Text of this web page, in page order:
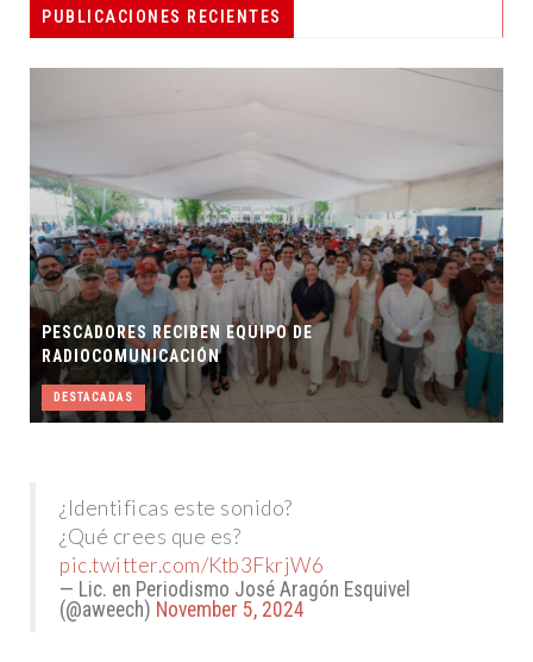
PUBLICACIONES RECIENTES
PESCADORES RECIBEN EQUIPO DE
RADIOCOMUNICACIÓN
DESTACADAS
¿Identificas este sonido?
¿Qué crees que es?
pic.twitter.com/Ktb3FkrjW6
— Lic. en Periodismo José Aragón Esquivel
(@aweech) November 5, 2024